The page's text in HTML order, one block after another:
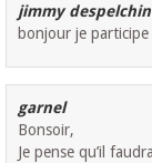
jimmy despelchin
bonjour je participe
garnel
Bonsoir,
Je pense qu’il